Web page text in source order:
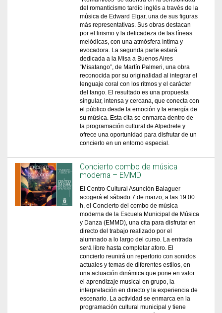
del romanticismo tardío inglés a través de la
música de Edward Elgar, una de sus figuras
más representativas. Sus obras destacan
por el lirismo y la delicadeza de las líneas
melódicas, con una atmósfera íntima y
evocadora. La segunda parte estará
dedicada a la Misa a Buenos Aires
“Misatango”, de Martín Palmeri, una obra
reconocida por su originalidad al integrar el
lenguaje coral con los ritmos y el carácter
del tango. El resultado es una propuesta
singular, intensa y cercana, que conecta con
el público desde la emoción y la energía de
su música. Esta cita se enmarca dentro de
la programación cultural de Alpedrete y
ofrece una oportunidad para disfrutar de un
concierto en un entorno especial.
Concierto combo de música
moderna – EMMD
El Centro Cultural Asunción Balaguer
acogerá el sábado 7 de marzo, a las 19:00
h, el Concierto del combo de música
moderna de la Escuela Municipal de Música
y Danza (EMMD), una cita para disfrutar en
directo del trabajo realizado por el
alumnado a lo largo del curso. La entrada
será libre hasta completar aforo. El
concierto reunirá un repertorio con sonidos
actuales y temas de diferentes estilos, en
una actuación dinámica que pone en valor
el aprendizaje musical en grupo, la
interpretación en directo y la experiencia de
escenario. La actividad se enmarca en la
programación cultural municipal y tiene